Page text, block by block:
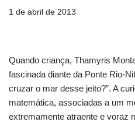
1 de abril de 2013
Quando criança, Thamyris
fascinada diante da Ponte Rio-
cruzar o mar desse jeito?”. A
matemática, associadas a um
extremamente atraente e voraz